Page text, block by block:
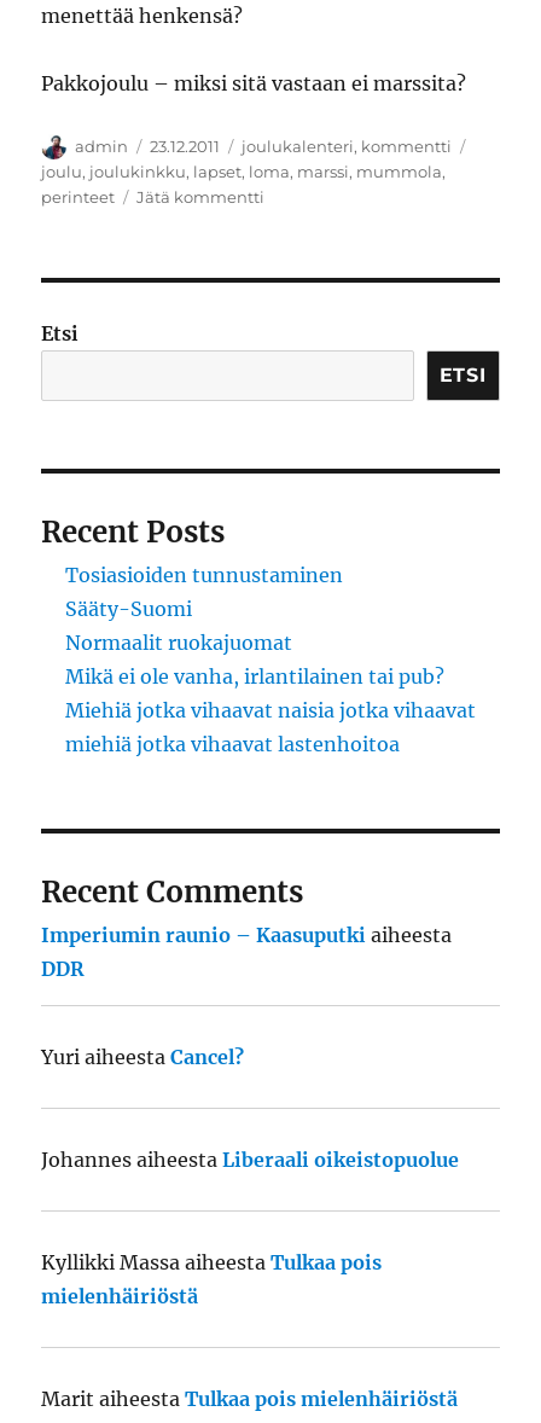
menettää henkensä?
Pakkojoulu – miksi sitä vastaan ei marssita?
Kirjoittaja
admin Julkaistu
23.12.2011 Kategoriat
joulukalenteri, kommentti
joulu, joulukinkku, lapset, loma, marssi, mummola,
perinteet
Jätä kommentti
Etsi
ETSI
Recent Posts
Tosiasioiden tunnustaminen
Sääty-Suomi
Normaalit ruokajuomat
Mikä ei ole vanha, irlantilainen tai pub?
Miehiä jotka vihaavat naisia jotka vihaavat
miehiä jotka vihaavat lastenhoitoa
Recent Comments
Imperiumin raunio – Kaasuputki aiheesta
DDR
Yuri aiheestaCancel?
Johannes aiheestaLiberaali oikeistopuolue
Kyllikki Massa aiheestaTulkaa pois
mielenhäiriöstä
Marit aiheestaTulkaa pois mielenhäiriöstä